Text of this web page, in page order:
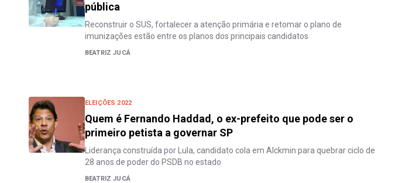
pública
Reconstruir o SUS, fortalecer a atenção primária e retomar o plano de
imunizações estão entre os planos dos principais candidatos
BEATRIZ JUCÁ
ELEIÇÕES 2022
Quem é Fernando Haddad, o ex-prefeito que pode ser o
primeiro petista a governar SP
Liderança construída por Lula, candidato cola em Alckmin para quebrar ciclo de
28 anos de poder do PSDB no estado
BEATRIZ JUCÁ